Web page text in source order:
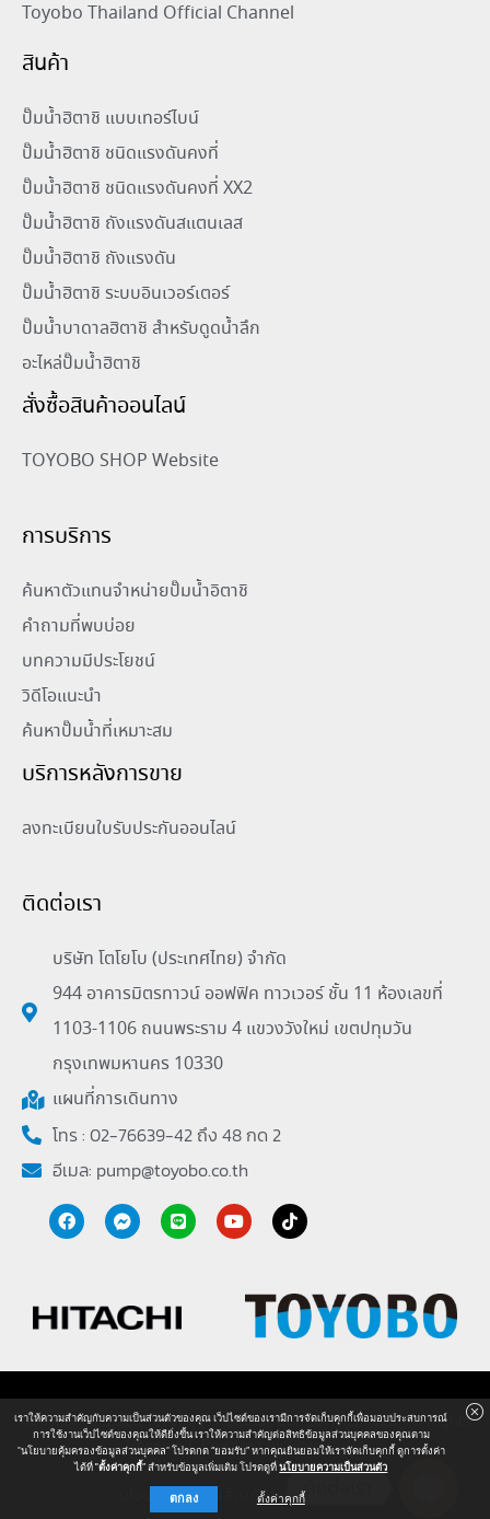
Toyobo Thailand Official Channel
สินค้า
ปั๊มน้ำฮิตาชิ แบบเทอร์ไบน์
ปั๊มน้ำฮิตาชิ ชนิดแรงดันคงที่
ปั๊มน้ำฮิตาชิ ชนิดแรงดันคงที่ XX2
ปั๊มน้ำฮิตาชิ ถังแรงดันสแตนเลส
ปั๊มน้ำฮิตาชิ ถังแรงดัน
ปั๊มน้ำฮิตาชิ ระบบอินเวอร์เตอร์
ปั๊มน้ำบาดาลฮิตาชิ สำหรับดูดน้ำลึก
อะไหล่ปั๊มน้ำฮิตาชิ
สั่งซื้อสินค้าออนไลน์
TOYOBO SHOP Website
การบริการ
ค้นหาตัวแทนจำหน่ายปั๊มน้ำอิตาชิ
คำถามที่พบบ่อย
บทความมีประโยชน์
วิดีโอแนะนำ
ค้นหาปั๊มน้ำที่เหมาะสม
บริการหลังการขาย
ลงทะเบียนใบรับประกันออนไลน์
ติดต่อเรา
บริษัท โตโยโบ (ประเทศไทย) จำกัด
944 อาคารมิตรทาวน์ ออฟฟิค ทาวเวอร์ ชั้น 11 ห้องเลขที่
1103-1106 ถนนพระราม 4 แขวงวังใหม่ เขตปทุมวัน
กรุงเทพมหานคร 10330
แผนที่การเดินทาง
โทร : 02-76639-42 ถึง 48 กด 2
อีเมล: pump@toyobo.co.th
Copyright © 2026 Toyobo (Thailand) Company Limited. All Rights
Reserved. Powered byPowerplus
นโยบายความเป็นส่วนตัวIแผนผังเว็ปไซต์
เราให้ความสำคัญกับความเป็นส่วนตัวของคุณ เว็ปไซต์ของเรามีการจัดเก็บคุกกี้เพื่อมอบประสบการณ์
การใช้งานเว็ปไซต์ของคุณให้ดียิ่งขึ้น เราให้ความสำคัญต่อสิทธิข้อมูลส่วนบุคคลของคุณตาม
"นโยบายคุ้มครองข้อมูลส่วนบุคคล" โปรดกด “ยอมรับ” หากคุณยินยอมให้เราจัดเก็บคุกกี้ ดูการตั้งค่า
ได้ที่"ตั้งค่าคุกกี้” สำหรับข้อมูลเพิ่มเติม โปรดดูที่นโยบายความเป็นส่วนตัว
ตั้งค่าคุกกี้
ตกลง ติดต่อเรา